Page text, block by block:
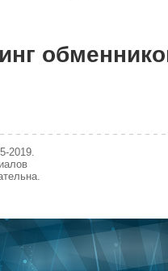
2019.